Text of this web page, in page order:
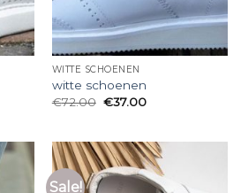
WITTE SCHOENEN
witte schoenen
€72.00 €37.00
Sale!